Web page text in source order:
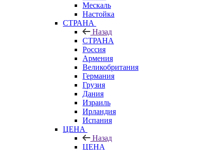
Мескаль
Настойка
СТРАНА
Назад
СТРАНА
Россия
Армения
Великобритания
Германия
Грузия
Дания
Израиль
Ирландия
Испания
ЦЕНА
Назад
ЦЕНА